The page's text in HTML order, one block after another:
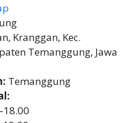
Kranggan, Kec.
Temanggung, Jawa
Temanggung